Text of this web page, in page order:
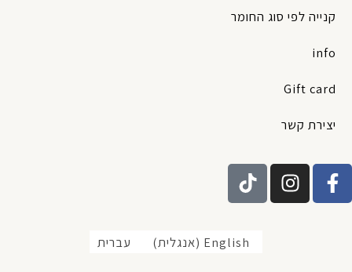
קנייה לפי סוג החומר
info
Gift card
יצירת קשר
F
a
c
I
n
s
T
i
k
t
o
English
(אנגלית) עברית